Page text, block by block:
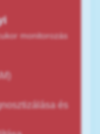
monitorozás
és